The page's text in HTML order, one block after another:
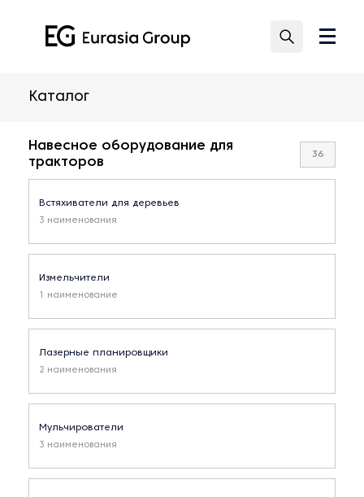
Каталог
Навесное оборудование для
тракторов
36
Встяхиватели для деревьев
3 наименования
Измельчители
1 наименование
Лазерные планировщики
2 наименования
Мульчирователи
3 наименования